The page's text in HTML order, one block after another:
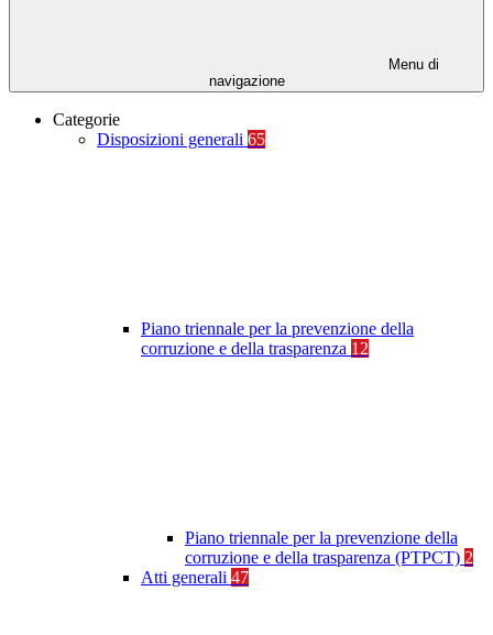
Menu di
navigazione
Categorie
Disposizioni generali 65
Piano triennale per la prevenzione della
corruzione e della trasparenza 12
Piano triennale per la prevenzione della
corruzione e della trasparenza (PTPCT) 2
Atti generali 47